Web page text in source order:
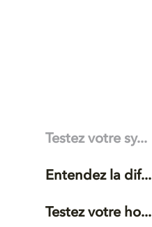
Testez votre sy...
Entendez la dif...
Testez votre ho...